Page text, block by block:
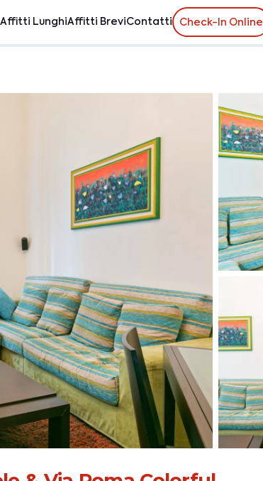
Affitti LunghiAffitti BreviContatti
Check-In Online